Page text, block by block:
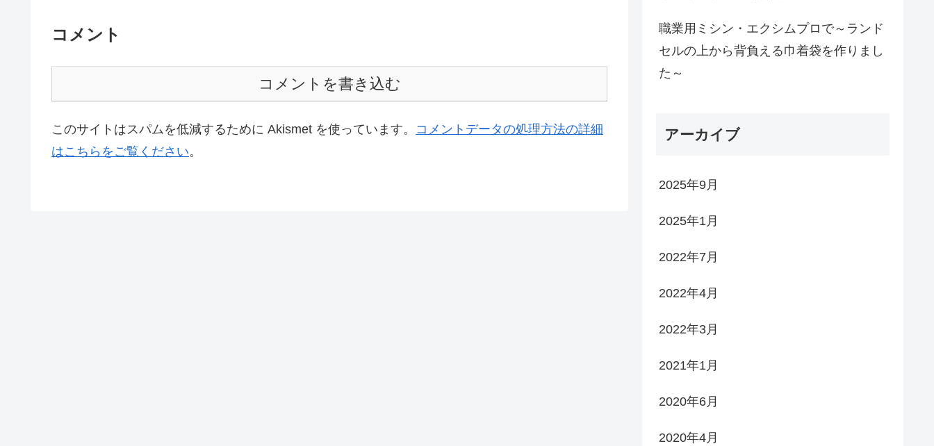
コメント
コメントを書き込む
このサイトはスパムを低減するために Akismet を使っています。 コメントデータの処理方法の詳細
はこちらをご覧ください。
職業用ミシン・エクシムプロで～ランド
セルの上から背負える巾着袋を作りまし
た～
アーカイブ
2025年9月
2025年1月
2022年7月
2022年4月
2022年3月
2021年1月
2020年6月
2020年4月